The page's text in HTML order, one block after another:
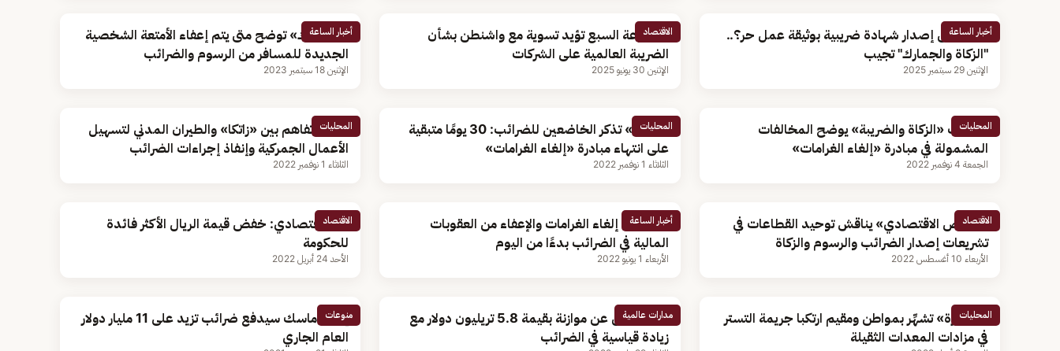
أخبار الساعة
هل يمكن إصدار شهادة ضريبية بوثيقة عمل حر؟..
"الزكاة والجمارك" تجيب
الإثنين 29 سبتمبر 2025
الاقتصاد
مجموعة السبع تؤيد تسوية مع واشنطن بشأن
الضريبة العالمية على الشركات
الإثنين 30 يونيو 2025
أخبار الساعة
«الجمارك» توضح متى يتم إعفاء الأمتعة الشخصية
الجديدة للمسافر من الرسوم والضرائب
الإثنين 18 سبتمبر 2023
المحليات
متحدث «الزكاة والضريبة» يوضح المخالفات
المشمولة في مبادرة «إلغاء الغرامات»
الجمعة 4 نوفمبر 2022
المحليات
«الزكاة» تذكر الخاضعين للضرائب: 30 يومًا متبقية
على انتهاء مبادرة «إلغاء الغرامات»
الثلاثاء 1 نوفمبر 2022
المحليات
مذكرة تفاهم بين «زاتكا» والطيران المدني لتسهيل
الأعمال الجمركية وإنفاذ إجراءات الضرائب
الثلاثاء 1 نوفمبر 2022
الاقتصاد
«الرياض الاقتصادي» يناقش توحيد القطاعات في
تشريعات إصدار الضرائب والرسوم والزكاة
الأربعاء 10 أغسطس 2022
أخبار الساعة
الجمارك: إلغاء الغرامات والإعفاء من العقوبات
المالية في الضرائب بدءًا من اليوم
الأربعاء 1 يونيو 2022
الاقتصاد
خبير اقتصادي: خفض قيمة الريال الأكثر فائدة
للحكومة
الأحد 24 أبريل 2022
المحليات
«التجارة» تشهِّر بمواطن ومقيم ارتكبا جريمة التستر
في مزادات المعدات الثقيلة
مدارات عالمية
بايدن يعلن عن موازنة بقيمة 5.8 تريليون دولار مع
زيادة قياسية في الضرائب
منوعات
إيلون ماسك سيدفع ضرائب تزيد على 11 مليار دولار
العام الجاري